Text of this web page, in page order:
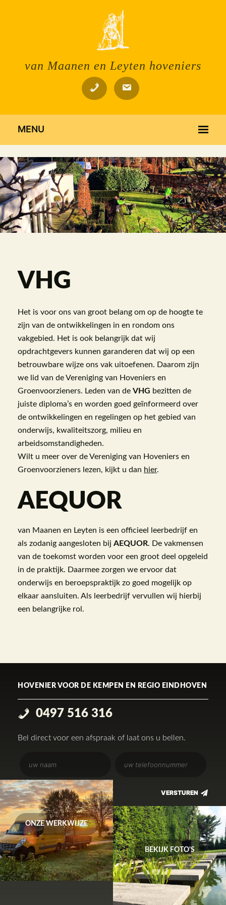
van Maanen en Leyten hoveniers
MENU
VHG
Het is voor ons van groot belang om op de hoogte te
zijn van de ontwikkelingen in en rondom ons
vakgebied. Het is ook belangrijk dat wij
opdrachtgevers kunnen garanderen dat wij op een
betrouwbare wijze ons vak uitoefenen. Daarom zijn
we lid van de Vereniging van Hoveniers en
Groenvoorzieners. Leden van de VHG bezitten de
juiste diploma’s en worden goed geïnformeerd over
de ontwikkelingen en regelingen op het gebied van
onderwijs, kwaliteitszorg, milieu en
arbeidsomstandigheden.
Wilt u meer over de Vereniging van Hoveniers en
Groenvoorzieners lezen, kijkt u dan hier.
AEQUOR
van Maanen en Leyten is een officieel leerbedrijf en
als zodanig aangesloten bij AEQUOR. De vakmensen
van de toekomst worden voor een groot deel opgeleid
in de praktijk. Daarmee zorgen we ervoor dat
onderwijs en beroepspraktijk zo goed mogelijk op
elkaar aansluiten. Als leerbedrijf vervullen wij hierbij
een belangrijke rol.
HOVENIER VOOR DE KEMPEN EN REGIO EINDHOVEN
0497 516 316
Bel direct voor een afspraak of laat ons u bellen.
ONZE WERKWIJZE
BEKIJK FOTO'S